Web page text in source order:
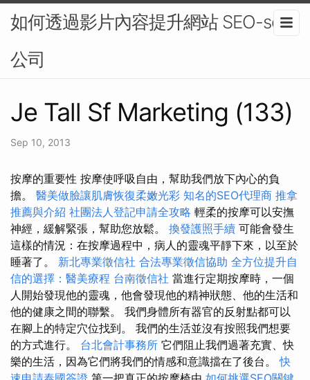
如何透過影片內容提升網站 SEO-seo
公司
Je Tall Sf Marketing (133)
Sep 10, 2013
按摩的重要性 按摩使呼吸自由，幫助我們放下內心的負
擔。 醫美做臉讓肌膚恢復柔嫩光彩 知名的SEO代理商 推拿
推薦與介紹 社團法人登記申請全攻略 輕柔的按摩可以安撫
神經，緩解緊張，幫助您放鬆。 換發護照手續 可能會發生
這樣的情況：在按摩過程中，病人的靈魂平靜下來，以至於
睡著了。 新北專業徵信社 合法專業徵信協助 全方位提升自
信的選擇：醫美療程 台南徵信社 當進行定期按摩時，一個
人開始發現他的靈魂，他會發現他的精神狀態、他的生活和
他的健康之間的聯繫。 我們身體所有器官的反射點都可以
在腳上的特定穴位找到。 我們的生活並沒有按照我們想要
的方式進行。 台北會計事務所 它們阻止我們過著充實、快
樂的生活，因為它們將我們的情感和意識擋在了後台。快